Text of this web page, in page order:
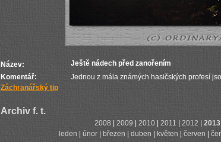
Název:
Ještě nádech před zanořením
Komentář:
Jednou z mála známých hasičských profesí
Záchranářský tip
Archiv f. t.
2008 2009 2010| 2011 2012 2013
leden
únor březen duben květen červen